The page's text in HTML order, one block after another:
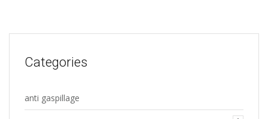
Categories
anti gaspillage